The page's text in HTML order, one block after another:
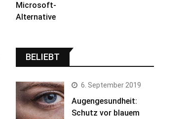
Microsoft-
Alternative
BELIEBT
6. September 2019
Augengesundheit:
Schutz vor blauem